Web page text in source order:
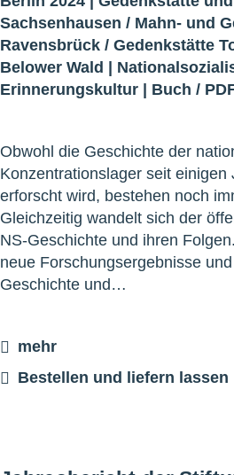
Sachsenhausen / Mahn- und
Ravensbrück / Gedenkstätte
Belower Wald |
Erinnerungskultur | Buch /
Obwohl die Geschichte der
Konzentrationslager seit einigen
erforscht wird, bestehen noch
Gleichzeitig wandelt sich der
NS-Geschichte und ihren
neue Forschungsergebnisse
Geschichte und…
mehr
Bestellen und liefern lassen